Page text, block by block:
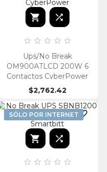
 
    
Ups/No Break
OM900ATLCD 200W 6
Contactos CyberPower
$2,762.42
SÓLO POR INTERNET 
 
    